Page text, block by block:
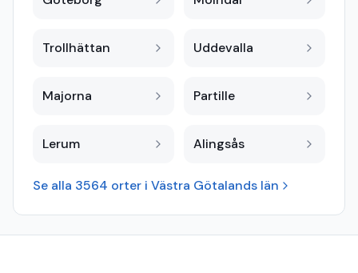
Trollhättan Uddevalla
Majorna Partille
Lerum Alingsås
Se alla 3564 orter i Västra Götalands län